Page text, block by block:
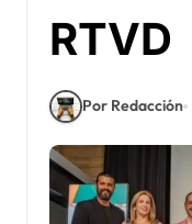
RTVD
Por Redacción